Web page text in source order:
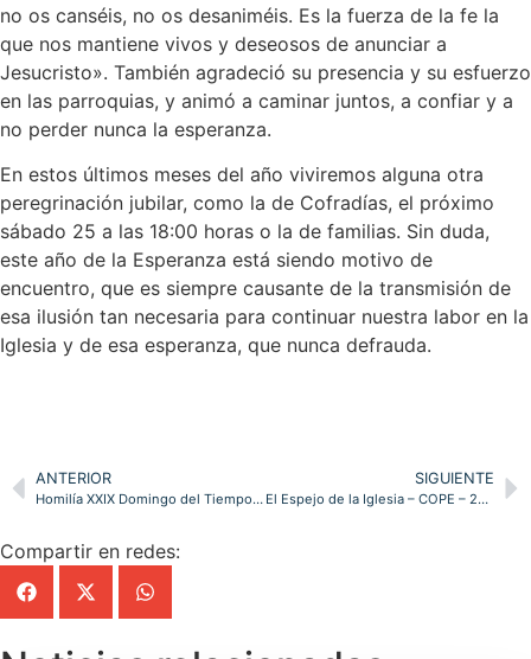
no os canséis, no os desaniméis. Es la fuerza de la fe la
que nos mantiene vivos y deseosos de anunciar a
Jesucristo». También agradeció su presencia y su esfuerzo
en las parroquias, y animó a caminar juntos, a confiar y a
no perder nunca la esperanza.
En estos últimos meses del año viviremos alguna otra
peregrinación jubilar, como la de Cofradías, el próximo
sábado 25 a las 18:00 horas o la de familias. Sin duda,
este año de la Esperanza está siendo motivo de
encuentro, que es siempre causante de la transmisión de
esa ilusión tan necesaria para continuar nuestra labor en la
Iglesia y de esa esperanza, que nunca defrauda.
ANTERIOR
Homilía XXIX Domingo del Tiempo Ordinario, por D. Ricardo Alvarado del Río, Vicario Episcopal para la Acción Caritativa y Social
SIGUIENTE
El Espejo de la Iglesia – COPE – 24/10/2025
Compartir en redes: